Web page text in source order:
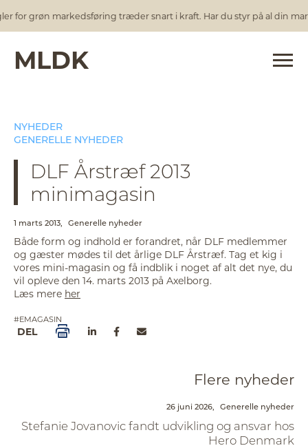
for grøn markedsføring træder snart i kraft. Har du styr på al din
MLDK
NYHEDER
GENERELLE NYHEDER
DLF Årstræf 2013
minimagasin
1 marts 2013, Generelle nyheder
Både form og indhold er forandret, når DLF medlemmer
og gæster mødes til det årlige DLF Årstræf. Tag et kig i
vores mini-magasin og få indblik i noget af alt det nye, du
vil opleve den 14. marts 2013 på Axelborg.
Læs mere her
#EMAGASIN
DEL
Flere nyheder
26 juni 2026, Generelle nyheder
Stefanie Jovanovic fandt udvikling og ansvar hos
Hero Denmark